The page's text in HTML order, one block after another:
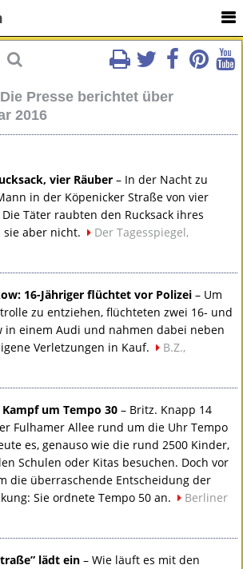
Presse berichtet über
2016
vier Räuber – In der Nacht zu
in der Köpenicker Straße von vier
Täter raubten den Rucksack ihres
sie aber nicht.
Der Tagesspiegel,
16-Jähriger flüchtet vor Polizei – Um
zu entziehen, flüchteten zwei 16- und
in einem Audi und nahmen dabei neben
Verletzungen in Kauf.
B.Z.,
um Tempo 30 – Britz. Knapp 14
Fulhamer Allee rund um die Uhr Tempo
es, genauso wie die rund 2500 Kinder,
Schulen oder Kitas besuchen. Doch vor
die überraschende Entscheidung der
Sie ordnete Tempo 50 an.
Berliner
lädt ein – Wie läuft es mit den